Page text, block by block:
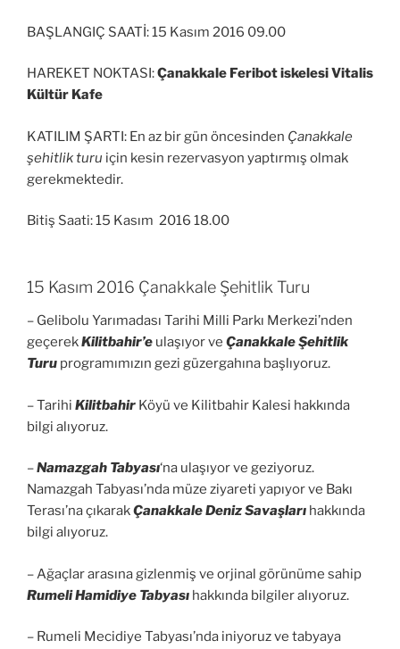
BAŞLANGIÇ SAATİ: 15 Kasım 2016 09.00
HAREKET NOKTASI:Çanakkale Feribot iskelesi Vitalis
Kültür Kafe
KATILIM ŞARTI: En az bir gün öncesinden Çanakkale
şehitlik turu için kesin rezervasyon yaptırmış olmak
gerekmektedir.
Bitiş Saati: 15 Kasım 2016 18.00
15 Kasım 2016 Çanakkale Şehitlik Turu
– Gelibolu Yarımadası Tarihi Milli Parkı Merkezi’nden
geçerekKilitbahir’e ulaşıyor ve Çanakkale Şehitlik
Turu programımızın gezi güzergahına başlıyoruz.
– Tarihi Kilitbahir Köyü ve Kilitbahir Kalesi hakkında
bilgi alıyoruz.
–Namazgah Tabyası‘na ulaşıyor ve geziyoruz.
Namazgah Tabyası’nda müze ziyareti yapıyor ve Bakı
Terası’na çıkarakÇanakkale Deniz Savaşları hakkında
bilgi alıyoruz.
– Ağaçlar arasına gizlenmiş ve orjinal görünüme sahip
Rumeli Hamidiye Tabyası hakkında bilgiler alıyoruz.
– Rumeli Mecidiye Tabyası’nda iniyoruz ve tabyaya